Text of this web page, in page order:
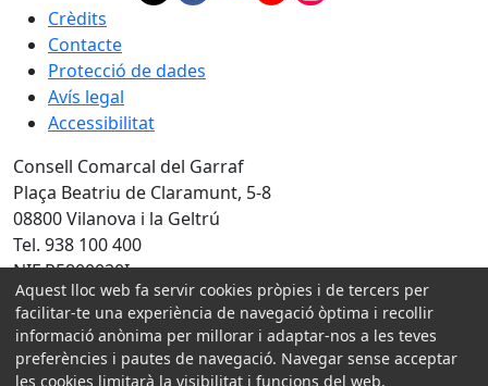
Crèdits
Contacte
Protecció de dades
Avís legal
Accessibilitat
Consell Comarcal del Garraf
Plaça Beatriu de Claramunt, 5-8
08800 Vilanova i la Geltrú
Tel. 938 100 400
NIF P5800020I
Amb la col·laboració de:
Aquest lloc web fa servir cookies pròpies i de tercers per
facilitar-te una experiència de navegació òptima i recollir
informació anònima per millorar i adaptar-nos a les teves
preferències i pautes de navegació. Navegar sense acceptar
les cookies limitarà la visibilitat i funcions del web.